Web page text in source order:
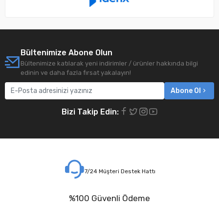
Bültenimize Abone Olun
Bültenimize katılarak yeni indirimler / ürünler hakkında bilgi
edinin ve daha fazla fırsat yakalayın!
Abone Ol
Bizi Takip Edin:
7/24 Müşteri Destek Hattı
%100 Güvenli Ödeme